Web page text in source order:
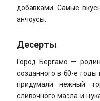
добавками. Самые
анчоусы.
Десерты
Город Бергамо —
созданного в 60-е
придумали нежный
сливочного масла и